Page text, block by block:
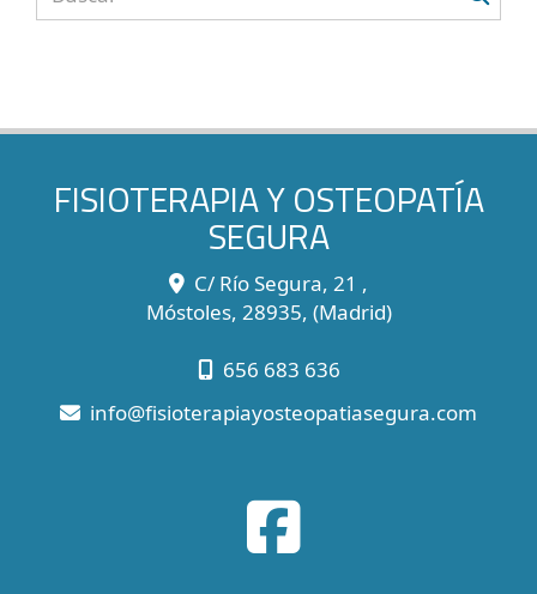
FISIOTERAPIA Y OSTEOPATÍA
SEGURA
C/ Río Segura, 21 ,
Móstoles, 28935, (Madrid)
656 683 636
info
fisioterapiayosteopatiasegura.com